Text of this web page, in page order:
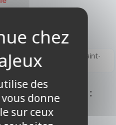
inspiré du mangas Saint-
également :
des
donne
sur ceux